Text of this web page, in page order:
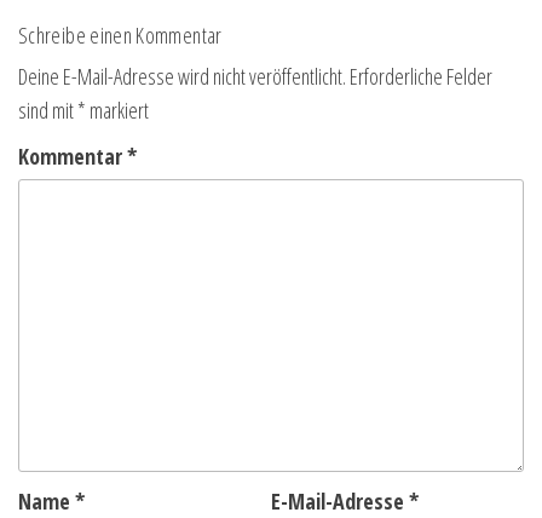
Schreibe einen Kommentar
Deine E-Mail-Adresse wird nicht veröffentlicht. Erforderliche Felder
sind mit* markiert
Kommentar*
Name * E-Mail-Adresse *